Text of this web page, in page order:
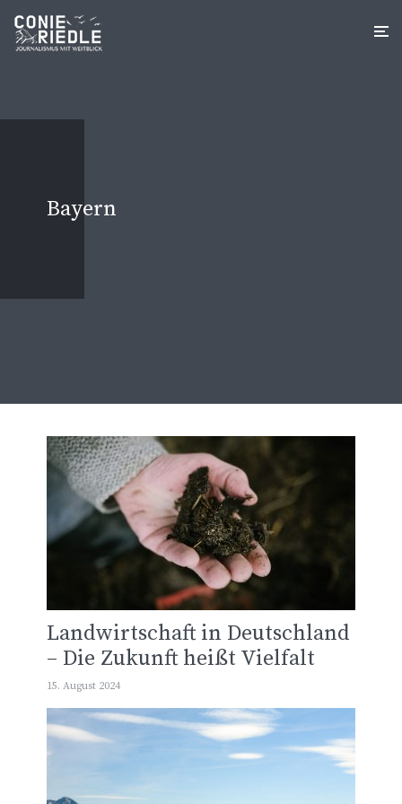
Bayern
Landwirtschaft in Deutschland
– Die Zukunft heißt Vielfalt
15. August 2024